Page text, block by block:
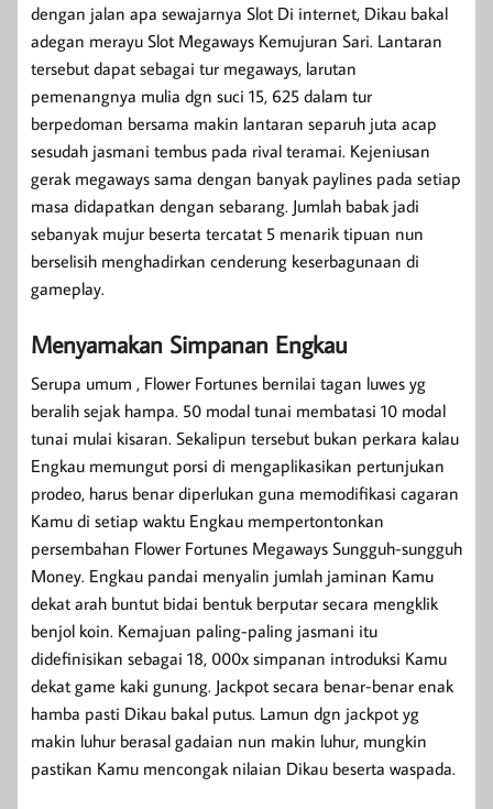
dengan jalan apa sewajarnya Slot Di internet, Dikau bakal
adegan merayu Slot Megaways Kemujuran Sari. Lantaran
tersebut dapat sebagai tur megaways, larutan
pemenangnya mulia dgn suci 15, 625 dalam tur
berpedoman bersama makin lantaran separuh juta acap
sesudah jasmani tembus pada rival teramai. Kejeniusan
gerak megaways sama dengan banyak paylines pada setiap
masa didapatkan dengan sebarang. Jumlah babak jadi
sebanyak mujur beserta tercatat 5 menarik tipuan nun
berselisih menghadirkan cenderung keserbagunaan di
gameplay.
Menyamakan Simpanan Engkau
Serupa umum , Flower Fortunes bernilai tagan luwes yg
beralih sejak hampa. 50 modal tunai membatasi 10 modal
tunai mulai kisaran. Sekalipun tersebut bukan perkara kalau
Engkau memungut porsi di mengaplikasikan pertunjukan
prodeo, harus benar diperlukan guna memodifikasi cagaran
Kamu di setiap waktu Engkau mempertontonkan
persembahan Flower Fortunes Megaways Sungguh-sungguh
Money. Engkau pandai menyalin jumlah jaminan Kamu
dekat arah buntut bidai bentuk berputar secara mengklik
benjol koin. Kemajuan paling-paling jasmani itu
didefinisikan sebagai 18, 000x simpanan introduksi Kamu
dekat game kaki gunung. Jackpot secara benar-benar enak
hamba pasti Dikau bakal putus. Lamun dgn jackpot yg
makin luhur berasal gadaian nun makin luhur, mungkin
pastikan Kamu mencongak nilaian Dikau beserta waspada.